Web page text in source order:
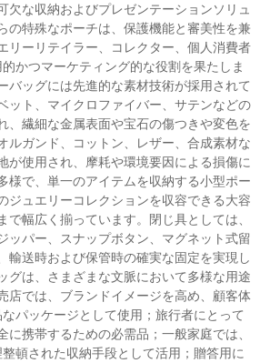
欠な収納およびプレゼンテーションソリュ
の特殊なポーチは、保護機能と審美性を兼
リーリテイラー、コレクター、個人消費者
かつマーケティング的な役割を果たしま
バッグには先進的な素材技術が採用されて
ット、マイクロファイバー、サテンなどの
、繊細な金属表面や宝石の傷つきや変色を
ルガンド、コットン、レザー、合成素材な
が使用され、摩耗や環境要因による損傷に
様で、単一のアイテムを収納する小型ポー
ジュエリーコレクションを収容できる大容
で幅広く揃っています。閉じ具としては、
ッパー、スナップボタン、マグネット式留
輸送時および保管時の確実な固定を実現し
グは、さまざまな文脈において多様な用途
店では、ブランドイメージを高め、顧客体
パッケージとして使用；旅行者にとって
に携帯するための必需品；一般家庭では、
頓された収納手段として活用；贈答用に